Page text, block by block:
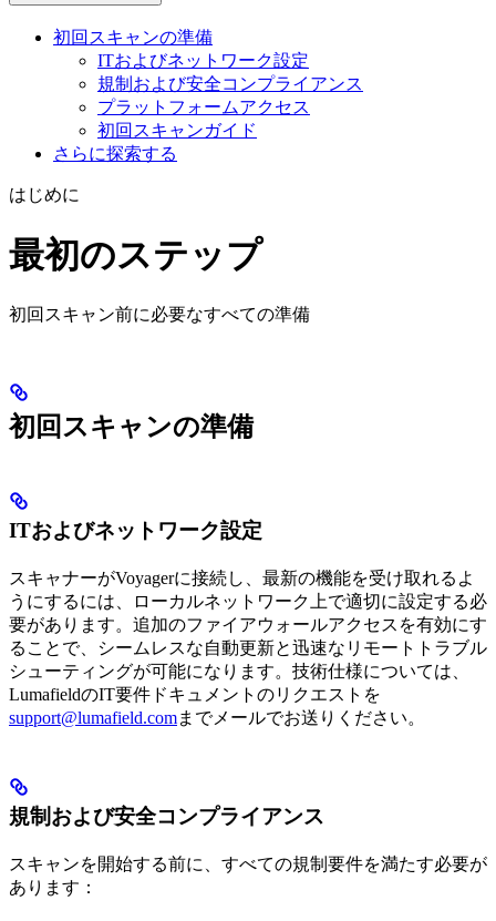
初回スキャンの準備
ITおよびネットワーク設定
規制および安全コンプライアンス
プラットフォームアクセス
初回スキャンガイド
さらに探索する
はじめに
最初のステップ
初回スキャン前に必要なすべての準備
初回スキャンの準備
ITおよびネットワーク設定
スキャナーがVoyagerに接続し、最新の機能を受け取れるよ
うにするには、ローカルネットワーク上で適切に設定する必
要があります。追加のファイアウォールアクセスを有効にす
ることで、シームレスな自動更新と迅速なリモートトラブル
シューティングが可能になります。技術仕様については、
LumafieldのIT要件ドキュメントのリクエストを
support@lumafield.comまでメールでお送りください。
規制および安全コンプライアンス
スキャンを開始する前に、すべての規制要件を満たす必要が
あります：